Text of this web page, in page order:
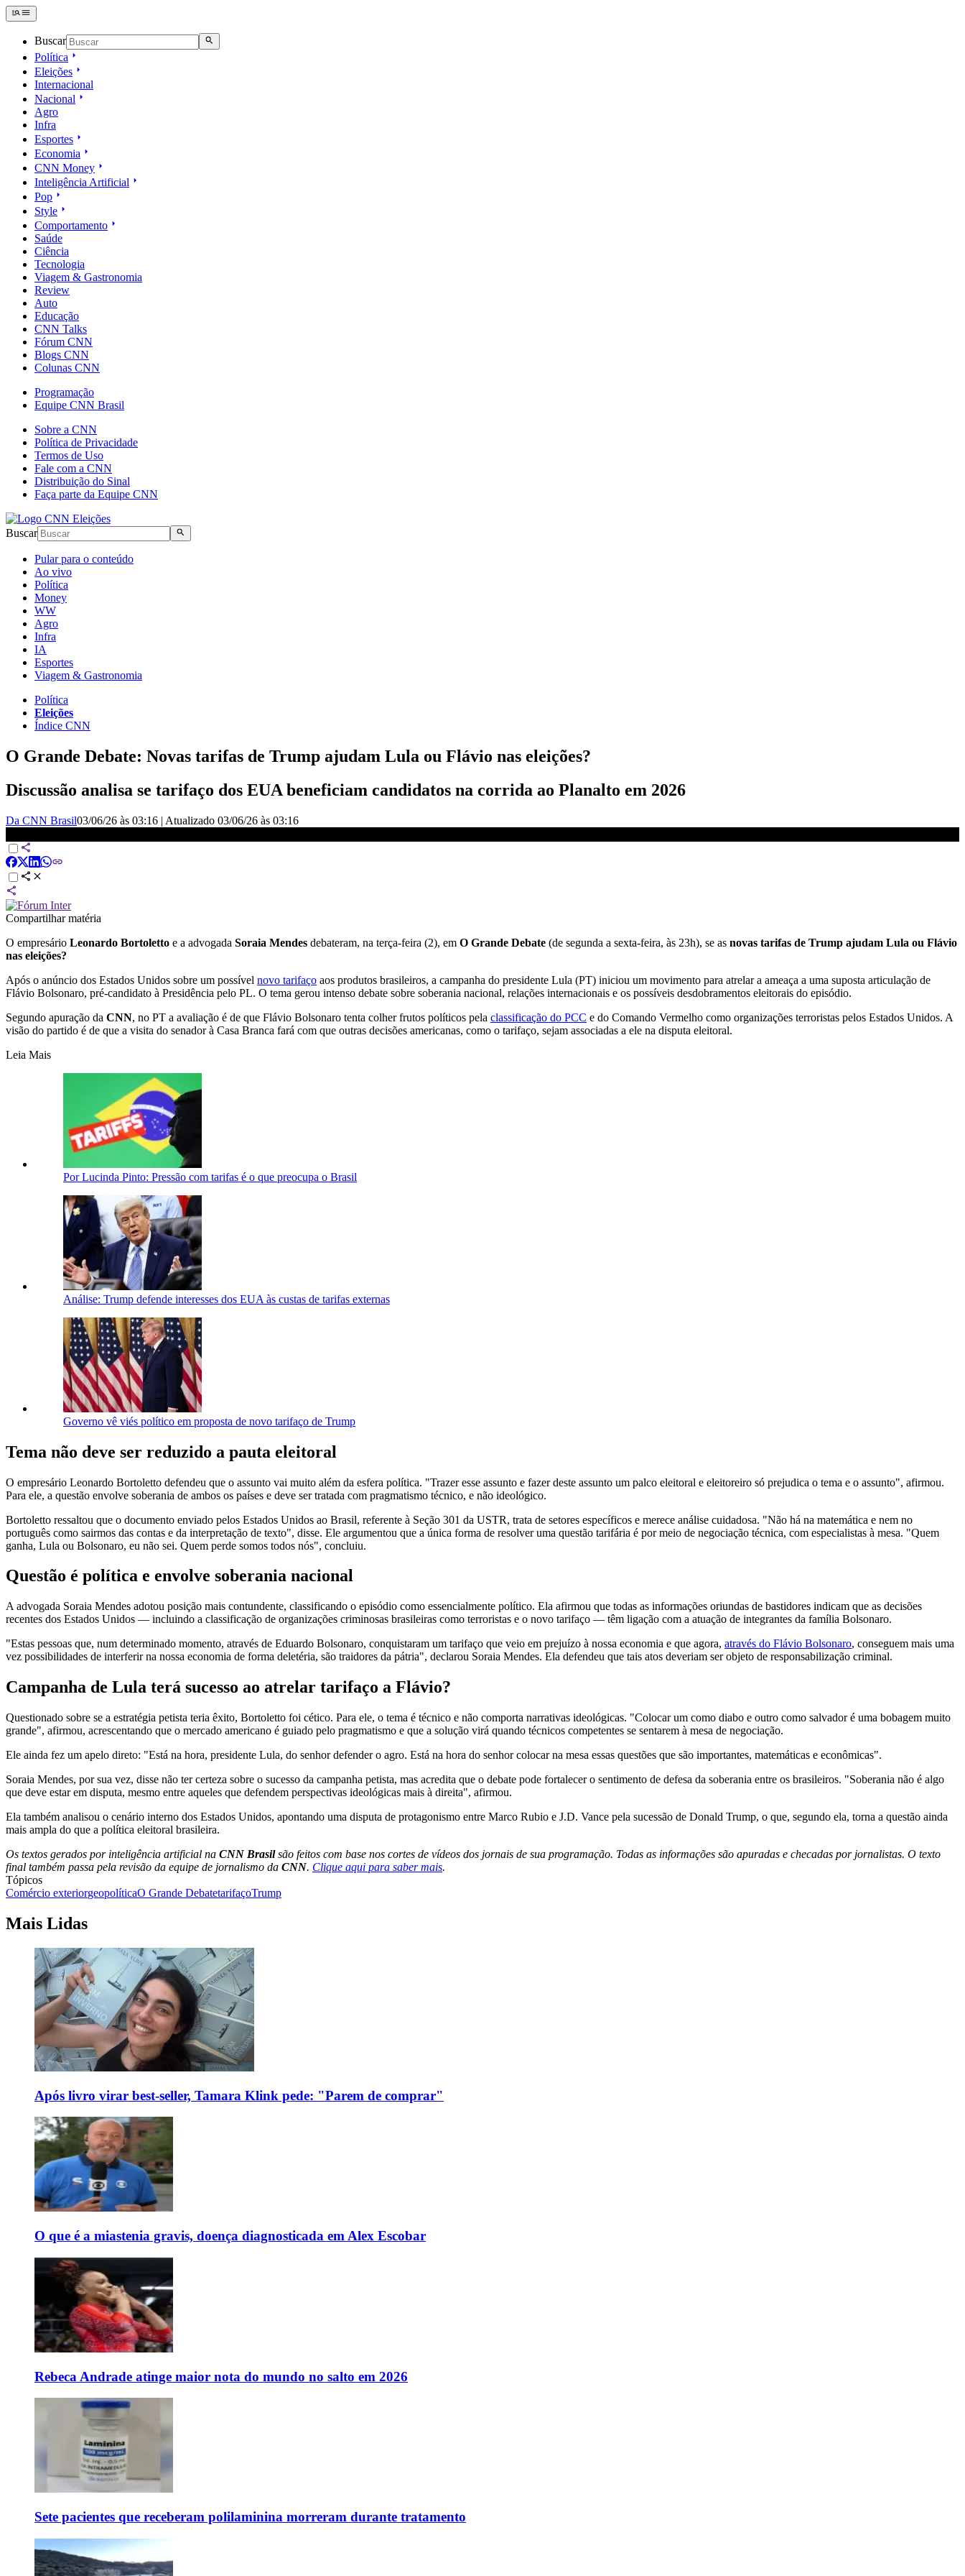
Buscar
Política
Eleições
Internacional
Nacional
Agro
Infra
Esportes
Economia
CNN Money
Inteligência Artificial
Pop
Style
Comportamento
Saúde
Ciência
Tecnologia
Viagem & Gastronomia
Review
Auto
Educação
CNN Talks
Fórum CNN
Blogs CNN
Colunas CNN
Programação
Equipe CNN Brasil
Sobre a CNN
Política de Privacidade
Termos de Uso
Fale com a CNN
Distribuição do Sinal
Faça parte da Equipe CNN
Buscar
Pular para o conteúdo
Ao vivo
Política
Money
WW
Agro
Infra
IA
Esportes
Viagem & Gastronomia
Política
Eleições
Índice CNN
O Grande Debate: Novas tarifas de Trump ajudam Lula ou Flávio nas eleições?
Discussão analisa se tarifaço dos EUA beneficiam candidatos na corrida ao Planalto em 2026
Da CNN Brasil03/06/26 às 03:16 | Atualizado 03/06/26 às 03:16
Compartilhar matéria
O empresário Leonardo Bortoletto e a advogada Soraia Mendes debateram, na terça-feira (2), em O Grande Debate (de segunda a sexta-feira, às 23h), se as novas tarifas de Trump ajudam Lula ou Flávio
nas eleições?
Após o anúncio dos Estados Unidos sobre um possível novo tarifaço aos produtos brasileiros, a campanha do presidente Lula (PT) iniciou um movimento para atrelar a ameaça a uma suposta articulação de
Flávio Bolsonaro, pré-candidato à Presidência pelo PL. O tema gerou intenso debate sobre soberania nacional, relações internacionais e os possíveis desdobramentos eleitorais do episódio.
Segundo apuração da CNN, no PT a avaliação é de que Flávio Bolsonaro tenta colher frutos políticos pela classificação do PCC e do Comando Vermelho como organizações terroristas pelos Estados Unidos. A
visão do partido é de que a visita do senador à Casa Branca fará com que outras decisões americanas, como o tarifaço, sejam associadas a ele na disputa eleitoral.
Leia Mais
Por Lucinda Pinto: Pressão com tarifas é o que preocupa o Brasil
Análise: Trump defende interesses dos EUA às custas de tarifas externas
Governo vê viés político em proposta de novo tarifaço de Trump
Tema não deve ser reduzido a pauta eleitoral
O empresário Leonardo Bortoletto defendeu que o assunto vai muito além da esfera política. "Trazer esse assunto e fazer deste assunto um palco eleitoral e eleitoreiro só prejudica o tema e o assunto", afirmou.
Para ele, a questão envolve soberania de ambos os países e deve ser tratada com pragmatismo técnico, e não ideológico.
Bortoletto ressaltou que o documento enviado pelos Estados Unidos ao Brasil, referente à Seção 301 da USTR, trata de setores específicos e merece análise cuidadosa. "Não há na matemática e nem no
português como sairmos das contas e da interpretação de texto", disse. Ele argumentou que a única forma de resolver uma questão tarifária é por meio de negociação técnica, com especialistas à mesa. "Quem
ganha, Lula ou Bolsonaro, eu não sei. Quem perde somos todos nós", concluiu.
Questão é política e envolve soberania nacional
A advogada Soraia Mendes adotou posição mais contundente, classificando o episódio como essencialmente político. Ela afirmou que todas as informações oriundas de bastidores indicam que as decisões
recentes dos Estados Unidos — incluindo a classificação de organizações criminosas brasileiras como terroristas e o novo tarifaço — têm ligação com a atuação de integrantes da família Bolsonaro.
"Estas pessoas que, num determinado momento, através de Eduardo Bolsonaro, conquistaram um tarifaço que veio em prejuízo à nossa economia e que agora, através do Flávio Bolsonaro, conseguem mais uma
vez possibilidades de interferir na nossa economia de forma deletéria, são traidores da pátria", declarou Soraia Mendes. Ela defendeu que tais atos deveriam ser objeto de responsabilização criminal.
Campanha de Lula terá sucesso ao atrelar tarifaço a Flávio?
Questionado sobre se a estratégia petista teria êxito, Bortoletto foi cético. Para ele, o tema é técnico e não comporta narrativas ideológicas. "Colocar um como diabo e outro como salvador é uma bobagem muito
grande", afirmou, acrescentando que o mercado americano é guiado pelo pragmatismo e que a solução virá quando técnicos competentes se sentarem à mesa de negociação.
Ele ainda fez um apelo direto: "Está na hora, presidente Lula, do senhor defender o agro. Está na hora do senhor colocar na mesa essas questões que são importantes, matemáticas e econômicas".
Soraia Mendes, por sua vez, disse não ter certeza sobre o sucesso da campanha petista, mas acredita que o debate pode fortalecer o sentimento de defesa da soberania entre os brasileiros. "Soberania não é algo
que deve estar em disputa, mesmo entre aqueles que defendem perspectivas ideológicas mais à direita", afirmou.
Ela também analisou o cenário interno dos Estados Unidos, apontando uma disputa de protagonismo entre Marco Rubio e J.D. Vance pela sucessão de Donald Trump, o que, segundo ela, torna a questão ainda
mais ampla do que a política eleitoral brasileira.
Os textos gerados por inteligência artificial na CNN Brasilsão feitos com base nos cortes de vídeos dos jornais de sua programação. Todas as informações são apuradas e checadas por jornalistas. O texto
final também passa pela revisão da equipe de jornalismo da CNN. Clique aqui para saber mais.
Tópicos
Comércio exteriorgeopolíticaO Grande DebatetarifaçoTrump
Mais Lidas
Após livro virar best-seller, Tamara Klink pede: "Parem de comprar"
O que é a miastenia gravis, doença diagnosticada em Alex Escobar
Rebeca Andrade atinge maior nota do mundo no salto em 2026
Sete pacientes que receberam polilaminina morreram durante tratamento